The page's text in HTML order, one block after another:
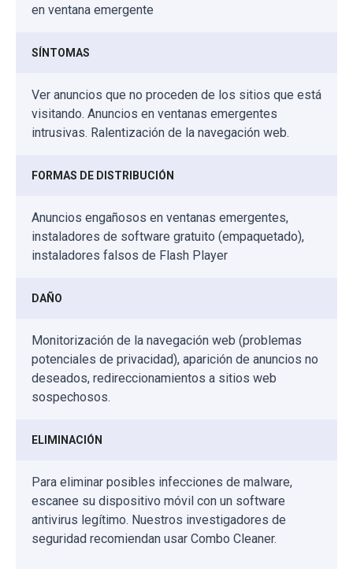
en ventana emergente
SÍNTOMAS
Ver anuncios que no proceden de los sitios que está
visitando. Anuncios en ventanas emergentes
intrusivas. Ralentización de la navegación web.
FORMAS DE DISTRIBUCIÓN
Anuncios engañosos en ventanas emergentes,
instaladores de software gratuito (empaquetado),
instaladores falsos de Flash Player
DAÑO
Monitorización de la navegación web (problemas
potenciales de privacidad), aparición de anuncios no
deseados, redireccionamientos a sitios web
sospechosos.
ELIMINACIÓN
Para eliminar posibles infecciones de malware,
escanee su dispositivo móvil con un software
antivirus legítimo. Nuestros investigadores de
seguridad recomiendan usar Combo Cleaner.